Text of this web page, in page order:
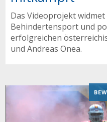
Das Videoprojekt widmet
Behindertensport und
erfolgreichen
und Andreas Onea.